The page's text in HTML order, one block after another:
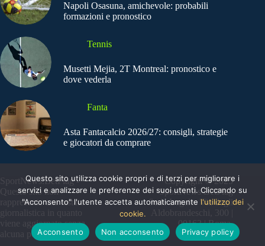
Napoli Osasuna, amichevole: probabili
formazioni e pronostico
Tennis
Musetti Mejia, 2T Montreal: pronostico e
dove vederla
Fanta
Asta Fantacalcio 2026/27: consigli, strategie
e giocatori da comprare
SportNews.BetFlag -
Questo sito non
rappresenta una testata
giornalistica in quanto
viene aggiornato senza
alcuna periodicità
Copyright © 2025
SportNews BetFlag
Sede Legale: Via degli
Aldobrandeschi, 300 |
00163 | Roma
Questo sito utilizza cookie propri e di terzi per migliorare i
servizi e analizzare le preferenze dei suoi utenti. Cliccando su
"Acconsento" l'utente accetta automaticamente l'utilizzo dei
cookie.
Acconsento
Non acconsento Privacy policy